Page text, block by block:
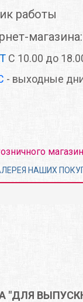
работы
магазина:
С 10.00 до
- выходные
НАШИХ
"ДЛЯ